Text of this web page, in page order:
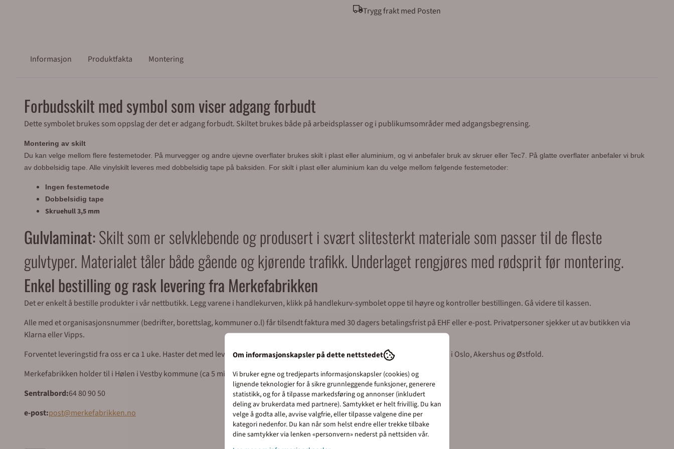
Trygg frakt med Posten
Informasjon Produktfakta Montering
Forbudsskilt med symbol som viser adgang forbudt
Dette symbolet brukes som oppslag der det er adgang forbudt. Skiltet brukes både på arbeidsplasser og i publikumsområder med adgangsbegrensing.
Montering av skilt
Du kan velge mellom flere festemetoder. På murvegger og andre ujevne overflater brukes skilt i plast eller aluminium, og vi anbefaler bruk av skruer eller Tec7. På glatte overflater anbefaler vi bruk
av dobbelsidig tape. Alle vinylskilt leveres med dobbelsidig tape på baksiden. For skilt i plast eller aluminium kan du velge mellom følgende festemetoder:
Ingen festemetode
Dobbelsidig tape
Skruehull 3,5 mm
Gulvlaminat:Skilt som er selvklebende og produsert i svært slitesterkt materiale som passer til de fleste
gulvtyper. Materialet tåler både gående og kjørende trafikk. Underlaget rengjøres med rødsprit før montering.
Enkel bestilling og rask levering fra Merkefabrikken
Det er enkelt å bestille produkter i vår nettbutikk. Legg varene i handlekurven, klikk på handlekurv-symbolet oppe til høyre og kontroller bestillingen. Gå videre til kassen.
Alle med et organisasjonsnummer (bedrifter, borettslag, kommuner o.l) får tilsendt faktura med 30 dagers betalingsfrist på EHF eller e-post. Privatpersoner sjekker ut av butikken via
Klarna eller Vipps.
Forventet leveringstid fra oss er ca 1 uke. Haster det med leveringen kan vi sende med bedriftspakke over natt, eller med budbil i Oslo, Akershus og Østfold.
Merkefabrikken holder til i Hølen i Vestby kommune (ca 5 mil syd for Oslo). Våre åpningstider er 08.00 til 16.00 alle virkedager.
Sentralbord:64 80 90 50
e-post:post@merkefabrikken.no
Om informasjonskapsler på dette nettstedet
Vi bruker egne og tredjeparts informasjonskapsler (cookies) og
lignende teknologier for å sikre grunnleggende funksjoner, generere
statistikk, og for å tilpasse markedsføring og annonser (inkludert
deling av brukerdata med partnere). Samtykket er helt frivillig. Du kan
velge å godta alle, avvise valgfrie, eller tilpasse valgene dine per
kategori nedenfor. Du kan når som helst endre eller trekke tilbake
dine samtykker via lenken «personvern» nederst på nettsiden vår.